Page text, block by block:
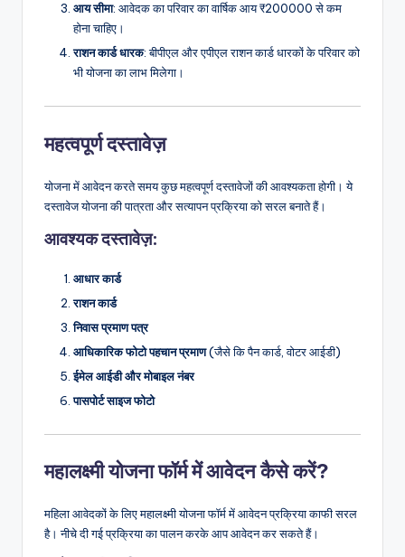
आय सीमा: आवेदक का परिवार का वार्षिक आय ₹200000 से कम
होना चाहिए।
राशन कार्ड धारक: बीपीएल और एपीएल राशन कार्ड धारकों के परिवार को
भी योजना का लाभ मिलेगा।
महत्वपूर्ण दस्तावेज़
योजना में आवेदन करते समय कुछ महत्वपूर्ण दस्तावेजों की आवश्यकता होगी। ये
दस्तावेज योजना की पात्रता और सत्यापन प्रक्रिया को सरल बनाते हैं।
आवश्यक दस्तावेज़:
आधार कार्ड
राशन कार्ड
निवास प्रमाण पत्र
आधिकारिक फोटो पहचान प्रमाण(जैसे कि पैन कार्ड, वोटर आईडी)
ईमेल आईडी और मोबाइल नंबर
पासपोर्ट साइज फोटो
महालक्ष्मी योजना फॉर्म में आवेदन कैसे करें?
महिला आवेदकों के लिए महालक्ष्मी योजना फॉर्म में आवेदन प्रक्रिया काफी सरल
है। नीचे दी गई प्रक्रिया का पालन करके आप आवेदन कर सकते हैं।